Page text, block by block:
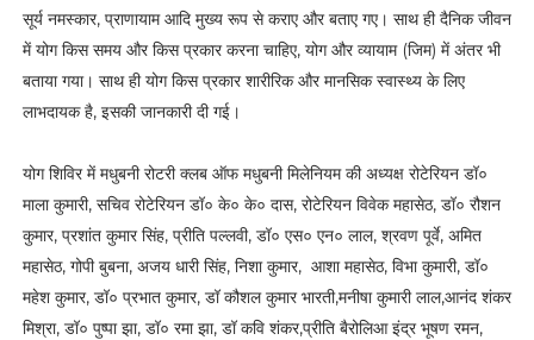
सूर्य नमस्कार, प्राणायाम आदि मुख्य रूप से कराए और बताए गए। साथ ही दैनिक जीवन
में योग किस समय और किस प्रकार करना चाहिए, योग और व्यायाम (जिम) में अंतर भी
बताया गया। साथ ही योग किस प्रकार शारीरिक और मानसिक स्वास्थ्य के लिए
लाभदायक है, इसकी जानकारी दी गई।
योग शिविर में मधुबनी रोटरी क्लब ऑफ मधुबनी मिलेनियम की अध्यक्ष रोटेरियन डॉ०
माला कुमारी, सचिव रोटेरियन डॉ० के० के० दास, रोटेरियन विवेक महासेठ, डॉ० रौशन
कुमार, प्रशांत कुमार सिंह, प्रीति पल्लवी, डॉ० एस० एन० लाल, श्रवण पूर्वे, अमित
महासेठ, गोपी बुबना, अजय धारी सिंह, निशा कुमार, आशा महासेठ, विभा कुमारी, डॉ०
महेश कुमार, डॉ० प्रभात कुमार, डॉ कौशल कुमार भारती,मनीषा कुमारी लाल,आनंद शंकर
मिश्रा, डॉ० पुष्पा झा, डॉ० रमा झा, डॉ कवि शंकर,प्रीति बैरोलिआ इंद्र भूषण रमन,